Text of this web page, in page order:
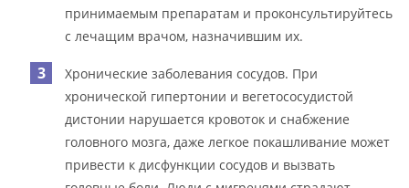
принимаемым препаратам и проконсультируйтесь
с лечащим врачом, назначившим их.
Хронические заболевания сосудов. При
хронической гипертонии и вегетососудистой
дистонии нарушается кровоток и снабжение
головного мозга, даже легкое покашливание может
привести к дисфункции сосудов и вызвать